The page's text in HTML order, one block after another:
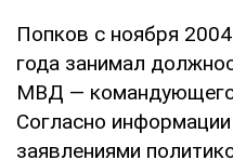
Попков с ноября
года занимал
МВД — командующего
Согласно
заявлениями